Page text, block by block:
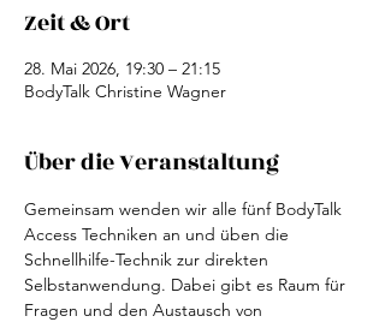
Zeit & Ort
28. Mai 2026, 19:30 – 21:15
BodyTalk Christine Wagner
Über die Veranstaltung
Gemeinsam wenden wir alle fünf BodyTalk
Access Techniken an und üben die
Schnellhilfe-Technik zur direkten
Selbstanwendung. Dabei gibt es Raum für
Fragen und den Austausch von